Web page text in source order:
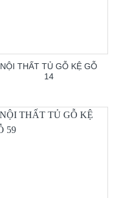
NỘI THẤT TỦ GỖ KỆ GỖ
14